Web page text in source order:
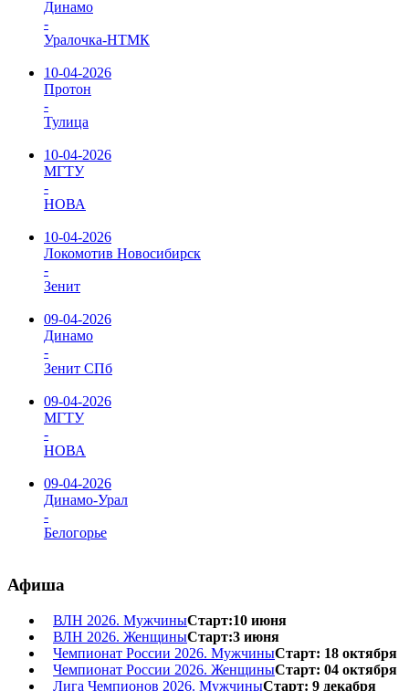
Динамо
-
Уралочка-НТМК
10-04-2026
Протон
-
Тулица
10-04-2026
МГТУ
-
НОВА
10-04-2026
Локомотив Новосибирск
-
Зенит
09-04-2026
Динамо
-
Зенит СПб
09-04-2026
МГТУ
-
НОВА
09-04-2026
Динамо-Урал
-
Белогорье
Афиша
ВЛН 2026. МужчиныСтарт:10 июня
ВЛН 2026. ЖенщиныСтарт:3 июня
Чемпионат России 2026. МужчиныСтарт: 18 октября
Чемпионат России 2026. ЖенщиныСтарт: 04 октября
Лига Чемпионов 2026. МужчиныСтарт: 9 декабря